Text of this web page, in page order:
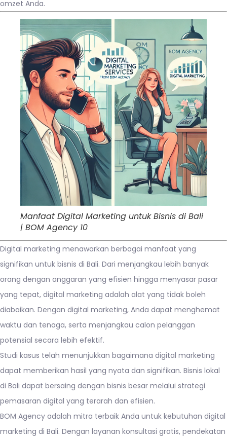
omzet Anda.
Manfaat Digital Marketing untuk Bisnis di Bali
| BOM Agency 10
Digital marketing menawarkan berbagai manfaat yang
signifikan untuk bisnis di Bali. Dari menjangkau lebih banyak
orang dengan anggaran yang efisien hingga menyasar pasar
yang tepat, digital marketing adalah alat yang tidak boleh
diabaikan. Dengan digital marketing, Anda dapat menghemat
waktu dan tenaga, serta menjangkau calon pelanggan
potensial secara lebih efektif.
Studi kasus telah menunjukkan bagaimana digital marketing
dapat memberikan hasil yang nyata dan signifikan. Bisnis lokal
di Bali dapat bersaing dengan bisnis besar melalui strategi
pemasaran digital yang terarah dan efisien.
BOM Agency adalah mitra terbaik Anda untuk kebutuhan digital
marketing di Bali. Dengan layanan konsultasi gratis, pendekatan